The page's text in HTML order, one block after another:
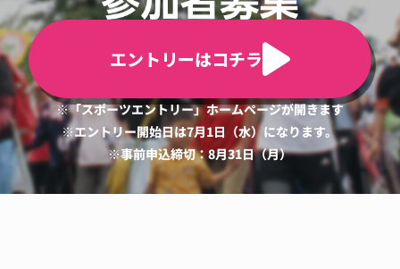
エントリーはコチラ
※「スポーツエントリー」ホームページが開きます
※エントリー開始日は7月1日（水）になります。
※事前申込締切：8月31日（月）